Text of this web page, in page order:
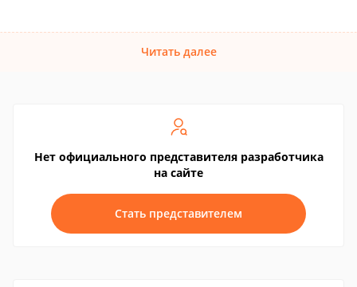
Читать далее
Нет официального представителя разработчика
на сайте
Стать представителем